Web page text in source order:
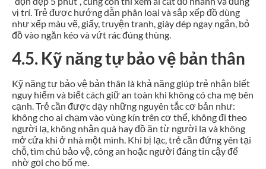
vị trí. Trẻ được hướng dẫn phân loại và sắp xếp đồ dùng
như xếp màu vẽ, giấy, truyện tranh, giày dép ngay ngắn, bỏ
đồ vào ngăn kéo và vứt rác đúng thùng.
4.5. Kỹ năng tự bảo vệ bản thân
Kỹ năng tự bảo vệ bản thân là khả năng giúp trẻ nhận biết
nguy hiểm và biết cách giữ an toàn khi không có cha mẹ bên
cạnh. Trẻ cần được dạy những nguyên tắc cơ bản như:
không cho ai chạm vào vùng kín trên cơ thể, không đi theo
người lạ, không nhận quà hay đồ ăn từ người lạ và không
mở cửa khi ở nhà một mình. Khi bị lạc, trẻ cần đứng yên tại
chỗ, tìm chú bảo vệ, công an hoặc người đáng tin cậy để
nhờ gọi cho bố mẹ.